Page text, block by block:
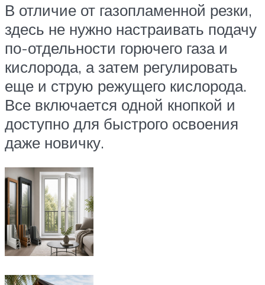
В отличие от газопламенной резки,
здесь не нужно настраивать подачу
по-отдельности горючего газа и
кислорода, а затем регулировать
еще и струю режущего кислорода.
Все включается одной кнопкой и
доступно для быстрого освоения
даже новичку.